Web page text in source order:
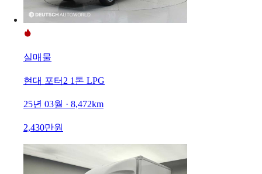
실매물
현대 포터2 1톤 LPG
25년 03월 · 8,472km
2,430만원